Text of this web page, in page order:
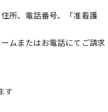
所、電話番号、「准看護
ムまたはお電話にてご請求
す